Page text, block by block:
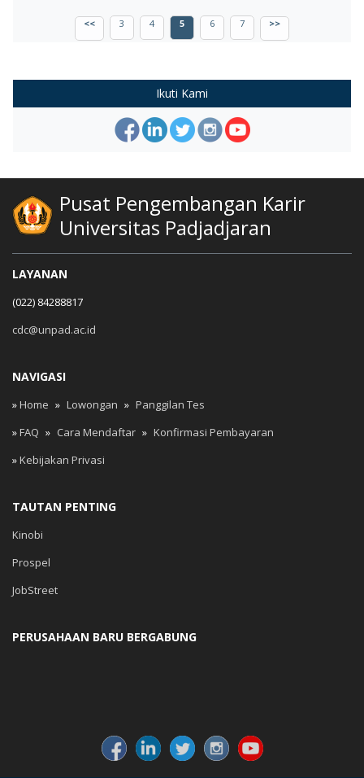
<< 3 4 5 6 7 >>
Ikuti Kami
Pusat Pengembangan Karir
Universitas Padjadjaran
LAYANAN
(022) 84288817
cdc@unpad.ac.id
NAVIGASI
»Home » Lowongan » Panggilan Tes
»FAQ » Cara Mendaftar » Konfirmasi Pembayaran
»Kebijakan Privasi
TAUTAN PENTING
Kinobi
Prospel
JobStreet
PERUSAHAAN BARU BERGABUNG